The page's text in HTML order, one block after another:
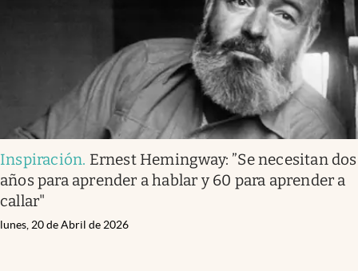
Inspiración. Ernest Hemingway: ”Se necesitan dos
años para aprender a hablar y 60 para aprender a
callar"
lunes, 20 de Abril de 2026